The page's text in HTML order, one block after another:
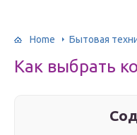
Home Бытовая
Как выбрать